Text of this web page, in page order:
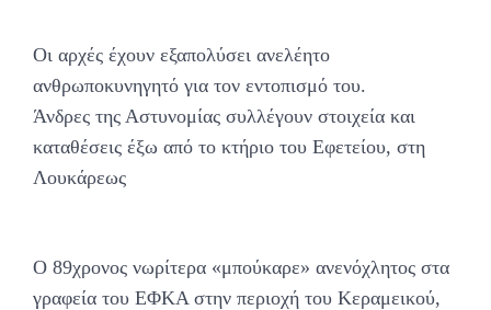
Οι αρχές έχουν εξαπολύσει ανελέητο
ανθρωποκυνηγητό για τον εντοπισμό του.
Άνδρες της Αστυνομίας συλλέγουν στοιχεία και
καταθέσεις έξω από το κτήριο του Εφετείου, στη
Λουκάρεως
Ο 89χρονος νωρίτερα «μπούκαρε» ανενόχλητος στα
γραφεία του ΕΦΚΑ στην περιοχή του Κεραμεικού,